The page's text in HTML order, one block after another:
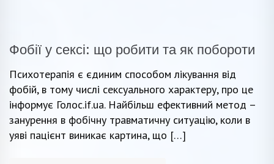
Фобії у сексі: що робити та як побороти
Психотерапія є єдиним способом лікування від
фобій, в тому числі сексуального характеру, про це
інформує Голос.if.ua. Найбільш ефективний метод –
занурення в фобічну травматичну ситуацію, коли в
уяві пацієнт виникає картина, що […]